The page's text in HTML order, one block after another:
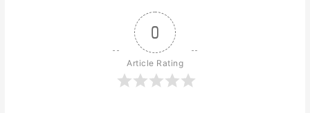
0
Article Rating